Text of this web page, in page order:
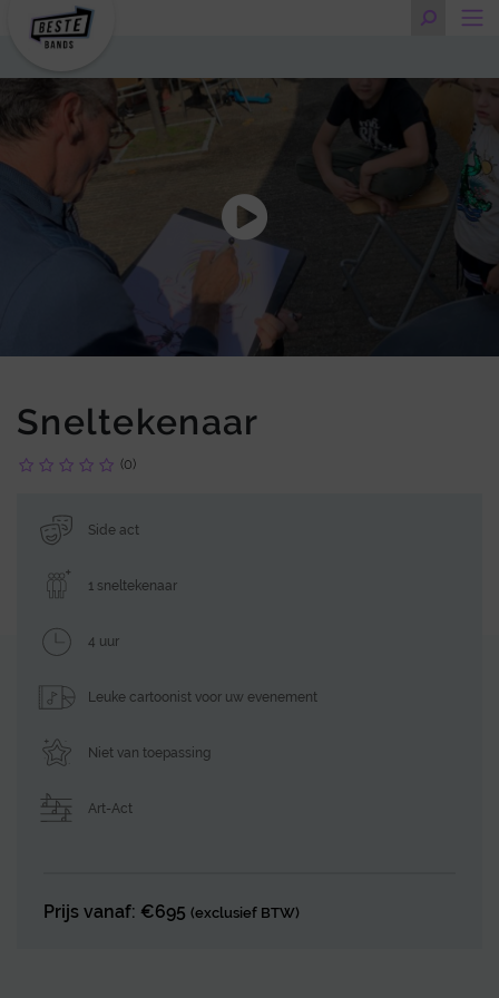
Sneltekenaar
(0)
Side act
1 sneltekenaar
4 uur
Leuke cartoonist voor uw evenement
Niet van toepassing
Art-Act
Prijs vanaf: €695 (exclusief BTW)